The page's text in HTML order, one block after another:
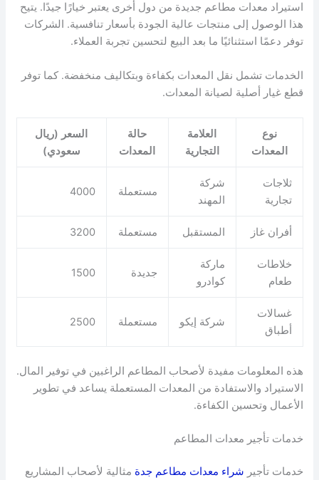
استيراد معدات مطاعم جديدة من دول أخرى يعتبر خيارًا جيدًا. يتيح
هذا الوصول إلى منتجات عالية الجودة بأسعار تنافسية. الشركات
توفر دعمًا استثنائيًا ما بعد البيع لتحسين تجربة العملاء.
الخدمات تشمل نقل المعدات بكفاءة وبتكاليف منخفضة. كما توفر
قطع غيار أصلية لصيانة المعدات.
نوع
المعدات
العلامة
التجارية
حالة
المعدات
السعر (ريال
سعودي)
ثلاجات
تجارية
شركة
المهند
مستعملة 4000
أفران غاز المستقبل مستعملة 3200
خلاطات
طعام
ماركة
كوادرو
جديدة 1500
غسالات
أطباق
شركة إيكو مستعملة 2500
هذه المعلومات مفيدة لأصحاب المطاعم الراغبين في توفير المال.
الاستيراد والاستفادة من المعدات المستعملة يساعد في تطوير
الأعمال وتحسين الكفاءة.
خدمات تأجير معدات المطاعم
خدمات تأجير شراء معدات مطاعم جدة مثالية لأصحاب المشاريع